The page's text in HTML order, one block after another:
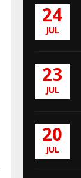
24
JUL
23
JUL
20
JUL